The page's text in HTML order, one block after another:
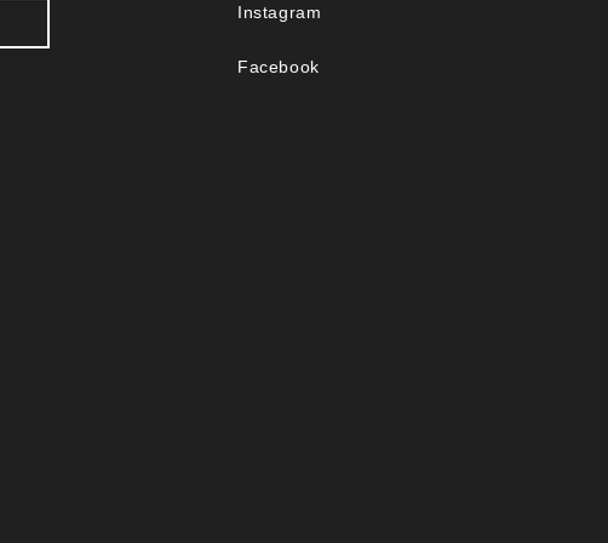
Instagram
Facebook